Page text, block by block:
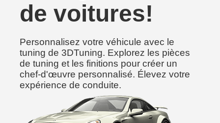
de voitures!
Personnalisez votre véhicule avec le
tuning de 3DTuning. Explorez les pièces
de tuning et les finitions pour créer un
chef-d'œuvre personnalisé. Élevez votre
expérience de conduite.